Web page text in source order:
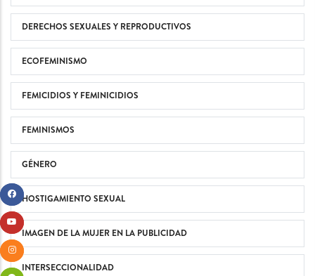
DERECHOS SEXUALES Y REPRODUCTIVOS
ECOFEMINISMO
FEMICIDIOS Y FEMINICIDIOS
FEMINISMOS
GÉNERO
HOSTIGAMIENTO SEXUAL
IMAGEN DE LA MUJER EN LA PUBLICIDAD
INTERSECCIONALIDAD